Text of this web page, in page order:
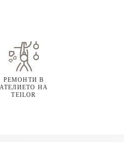
РЕМОНТИ В
АТЕЛИЕТО НА
TEILOR